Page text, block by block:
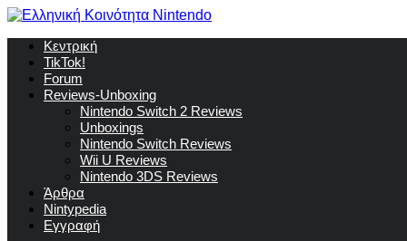
Κεντρική
TikTok!
Forum
Reviews-Unboxing
Nintendo Switch 2 Reviews
Unboxings
Nintendo Switch Reviews
Wii U Reviews
Nintendo 3DS Reviews
Άρθρα
Nintypedia
Εγγραφή